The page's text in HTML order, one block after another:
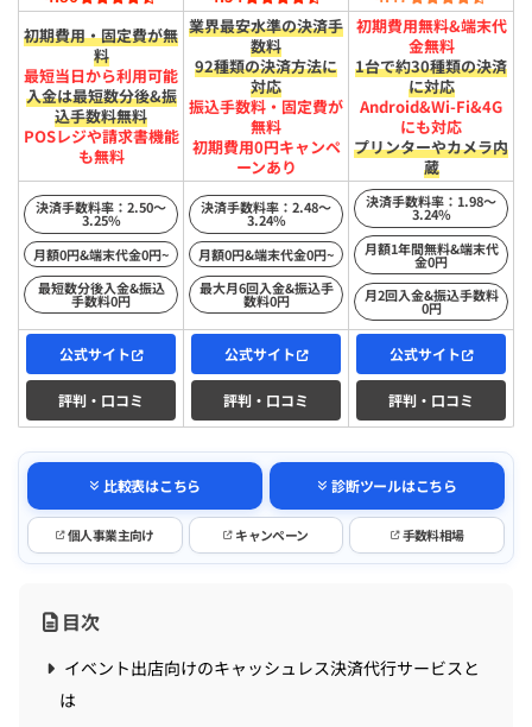
初期費用・固定費が無
料
最短​当日から​利用可能
入金は​最短​数分後&振
込手数料無料
POSレジや請求書機能
も無料
業界最安水準の決済手
数料
92種類の決済方法に
対応
振込手数料・固定費が
無料
初期費用0円キャンペ
ーンあり
初期費用無料&端末代
金無料
1台で約30種類の決済
に対応
Android&Wi-Fi&4G
にも対応
プリンターやカメラ内
蔵
決済手数料率：2.50〜
3.25%
月額0円&端末代金0円~
最短数分後入金&振込
手数料0円
決済手数料率：2.48〜
3.24%
月額0円&端末代金0円~
最大月6回入金&振込手
数料0円
決済手数料率：1.98〜
3.24%
月額1年間無料&端末代
金0円
月2回入金&振込手数料
0円
公式サイト
評判・口コミ
公式サイト
評判・口コミ
公式サイト
評判・口コミ
比較表はこちら 診断ツールはこちら
個人事業主向け キャンペーン 手数料相場
目次
イベント出店向けのキャッシュレス決済代行サービスと
は